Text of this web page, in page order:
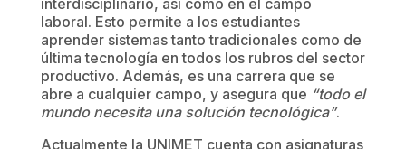
laboral. Esto permite a los estudiantes
aprender sistemas tanto tradicionales como de
última tecnología en todos los rubros del sector
productivo. Además, es una carrera que se
abre a cualquier campo, y asegura que “todo el
mundo necesita una solución tecnológica”.
Actualmente la UNIMET cuenta con asignaturas